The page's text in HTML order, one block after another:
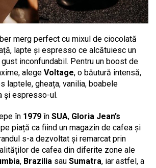
merg perfect cu mixul de ciocolată
lapte și espresso ce alcătuiesc un
gust inconfundabil. Pentru un boost de
alege Voltage, o băutură intensă,
laptele, gheața, vanilia, boabele
și espresso-ul.
în 1979 în SUA, Gloria Jean’s
piață ca fiind un magazin de cafea și
s-a dezvoltat și remarcat prin
de cafea din diferite zone ale
, Brazilia sau Sumatra, iar astfel, a